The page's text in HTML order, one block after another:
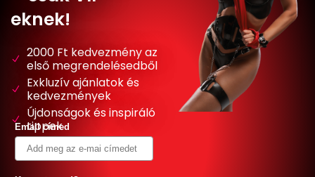
eknek!
2000 Ft kedvezmény az
első megrendelésedből
Exkluzív ajánlatok és
kedvezmények
Újdonságok és inspiráló
tippek
Email címed